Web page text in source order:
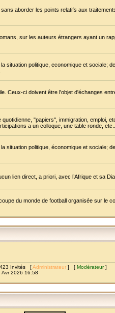
aborder les points relatifs aux
sur les auteurs étrangers ayant un
situation politique, economique et sociale;
Ceux-ci doivent être l'objet d'échanges
"papiers", immigration, emploi,
a un colloque, une table ronde, etc...
situation politique, économique et sociale;
lien direct, a priori, avec l’Afrique et sa
du monde de football organisée sur le
423 Invités [Administrateur ] [ Modérateur]
Avr 2026 16:58